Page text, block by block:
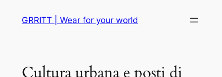
GRRITT | Wear for your world
Cultura urbana e posti di